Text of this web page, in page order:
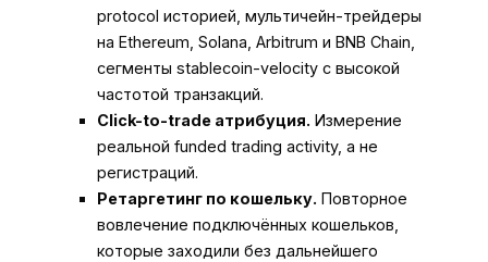
protocol историей, мультичейн-трейдеры
на Ethereum, Solana, Arbitrum и BNB Chain,
сегменты stablecoin-velocity с высокой
частотой транзакций.
Click-to-trade атрибуция. Измерение
реальной funded trading activity, а не
регистраций.
Ретаргетинг по кошельку. Повторное
вовлечение подключённых кошельков,
которые заходили без дальнейшего